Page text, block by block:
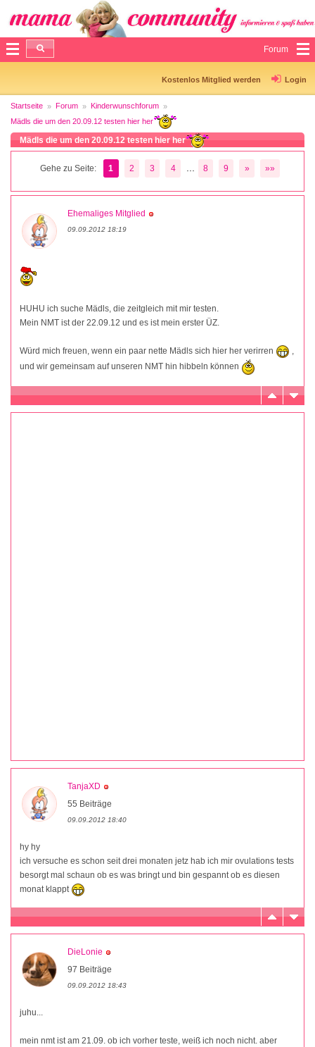
Forum
Kostenlos Mitglied werden Login
Startseite Forum
Kinderwunschforum
Mädls die um den 20.09.12 testen hier her
Mädls die um den 20.09.12 testen hier her
Gehe zu Seite: 1 2 3 4 8 9 » »»
Ehemaliges Mitglied
09.09.2012 18:19
HUHU ich suche Mädls, die zeitgleich mit mir testen.
Mein NMT ist der 22.09.12 und es ist mein erster ÜZ.
Würd mich freuen, wenn ein paar nette Mädls sich hier her verirren
,
und wir gemeinsam auf unseren NMT hin hibbeln können
TanjaXD
55 Beiträge
09.09.2012 18:40
hy hy
ich versuche es schon seit drei monaten jetz hab ich mir ovulations tests
besorgt mal schaun ob es was bringt und bin gespannt ob es diesen
monat klappt
DieLonie
97 Beiträge
09.09.2012 18:43
juhu...
mein nmt ist am 21.09. ob ich vorher teste, weiß ich noch nicht. aber